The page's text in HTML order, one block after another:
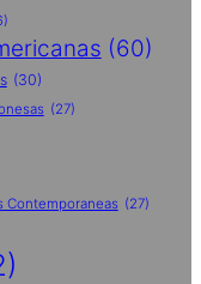
(60)
(30)
(27)
Contemporaneas (27)